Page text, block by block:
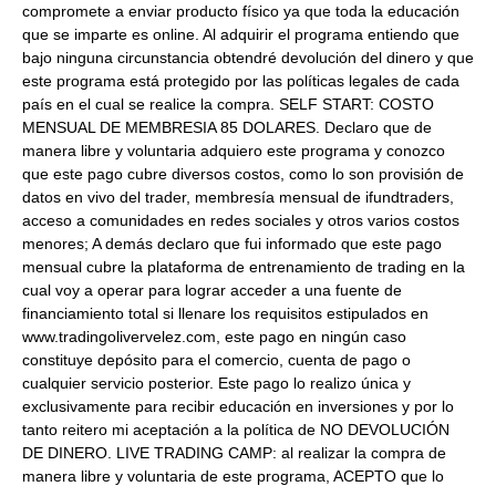
compromete a enviar producto físico ya que toda la educación
que se imparte es online. Al adquirir el programa entiendo que
bajo ninguna circunstancia obtendré devolución del dinero y que
este programa está protegido por las políticas legales de cada
país en el cual se realice la compra. SELF START: COSTO
MENSUAL DE MEMBRESIA 85 DOLARES. Declaro que de
manera libre y voluntaria adquiero este programa y conozco
que este pago cubre diversos costos, como lo son provisión de
datos en vivo del trader, membresía mensual de ifundtraders,
acceso a comunidades en redes sociales y otros varios costos
menores; A demás declaro que fui informado que este pago
mensual cubre la plataforma de entrenamiento de trading en la
cual voy a operar para lograr acceder a una fuente de
financiamiento total si llenare los requisitos estipulados en
www.tradingolivervelez.com, este pago en ningún caso
constituye depósito para el comercio, cuenta de pago o
cualquier servicio posterior. Este pago lo realizo única y
exclusivamente para recibir educación en inversiones y por lo
tanto reitero mi aceptación a la política de NO DEVOLUCIÓN
DE DINERO. LIVE TRADING CAMP: al realizar la compra de
manera libre y voluntaria de este programa, ACEPTO que lo